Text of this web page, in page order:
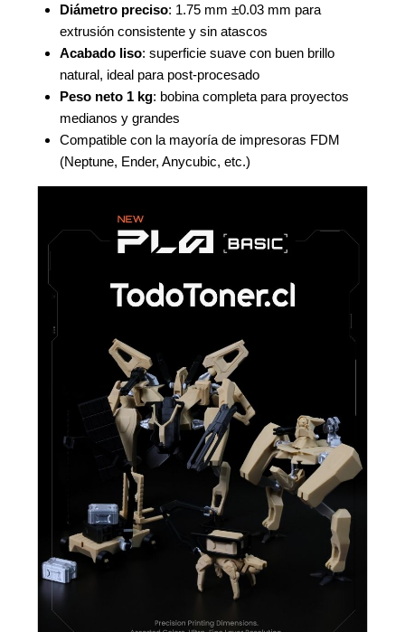
Diámetro preciso: 1.75 mm ±0.03 mm para
extrusión consistente y sin atascos
Acabado liso: superficie suave con buen brillo
natural, ideal para post-procesado
Peso neto 1 kg: bobina completa para proyectos
medianos y grandes
Compatible con la mayoría de impresoras FDM
(Neptune, Ender, Anycubic, etc.)